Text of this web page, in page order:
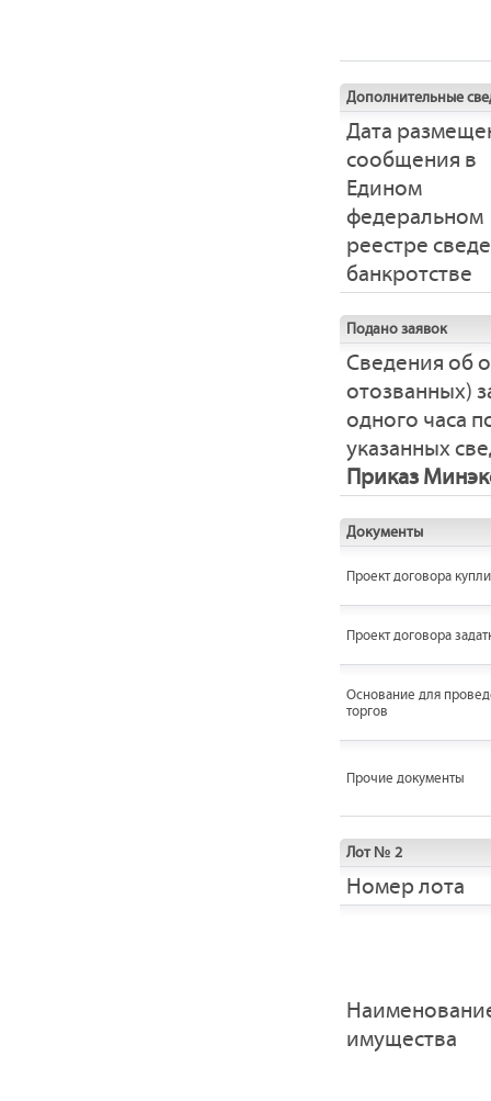
Дополнительные
Дата
сообщения в
Едином
федеральном
реестре
банкротстве
Подано заявок
Сведения об
отозванных)
одного часа
указанных
Приказ
Документы
Проект договора
Проект договора
Основание для
торгов
Прочие документы
Лот № 2
Номер лота
имущества